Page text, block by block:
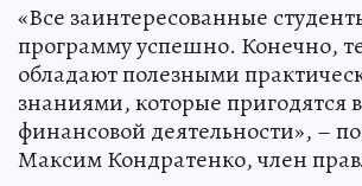
«Все заинтересованные
программу успешно. Конечно,
обладают полезными
знаниями, которые пригодятся
финансовой деятельности», –
Максим Кондратенко, член